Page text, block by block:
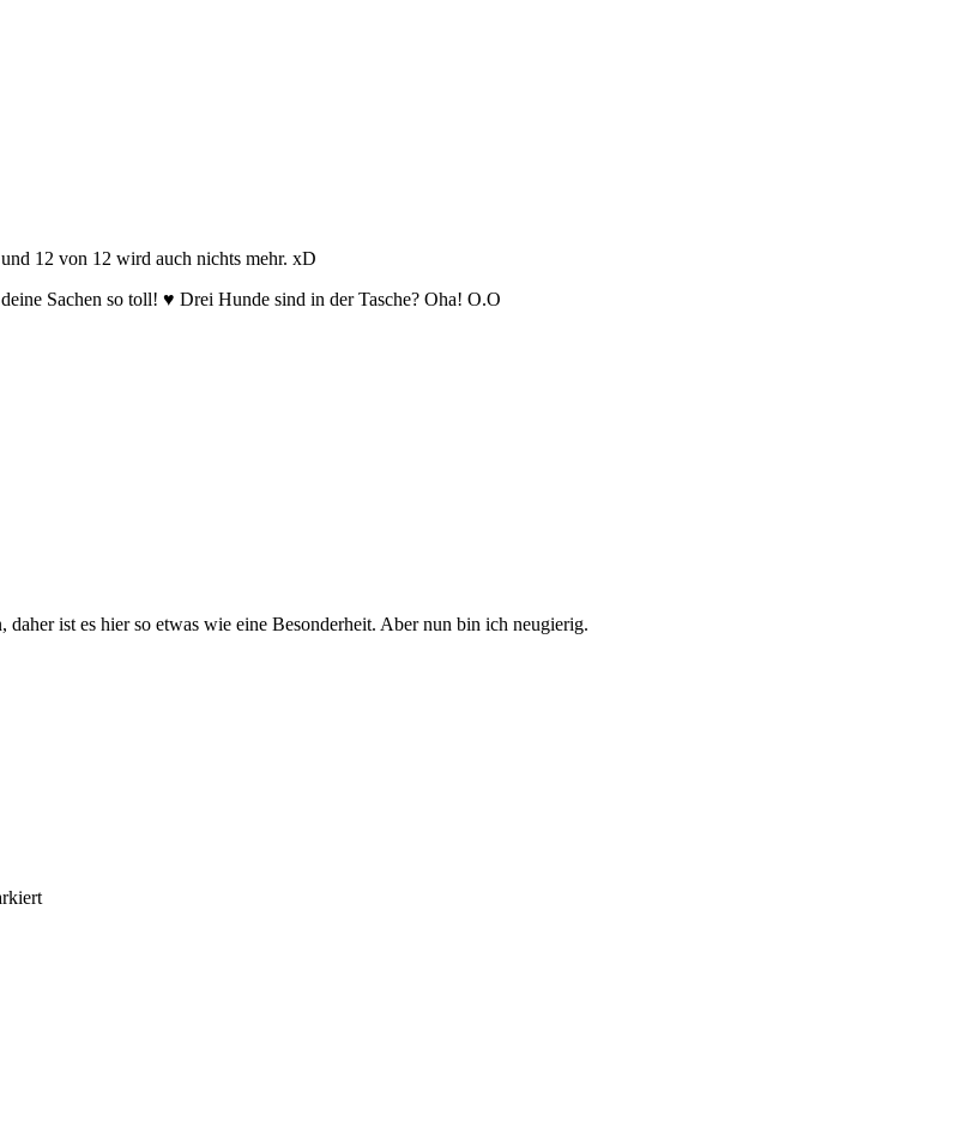
12 von 12 wird auch nichts mehr. xD
Sachen so toll! ♥ Drei Hunde sind in der Tasche? Oha! O.O
ist es hier so etwas wie eine Besonderheit. Aber nun bin ich neugierig.